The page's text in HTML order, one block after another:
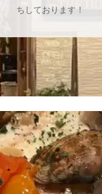
ちしております！